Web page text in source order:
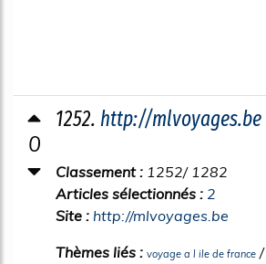
0
1252. http://mlvoyages.be
Classement : 1252/ 1282
Articles sélectionnés : 2
Site : http://mlvoyages.be
Thèmes liés : voyage a l ile de france /